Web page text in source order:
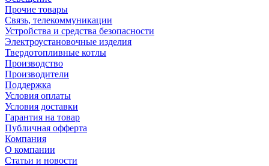
Прочие товары
Связь, телекоммуникации
Устройства и средства безопасности
Электроустановочные изделия
Твердотопливные котлы
Производство
Производители
Поддержка
Условия оплаты
Условия доставки
Гарантия на товар
Публичная офферта
Компания
О компании
Статьи и новости